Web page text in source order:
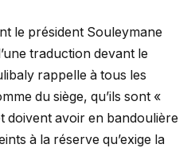
le président Souleymane
traduction devant le
rappelle à tous les
du siège, qu’ils sont «
doivent avoir en bandoulière
à la réserve qu’exige la